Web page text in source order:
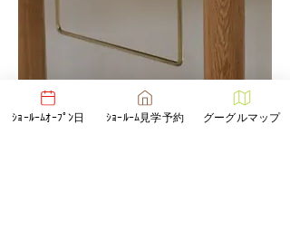
ｼｮｰﾙｰﾑｵｰﾌﾟﾝ日 ｼｮｰﾙｰﾑ見学予約 グーグルマップ